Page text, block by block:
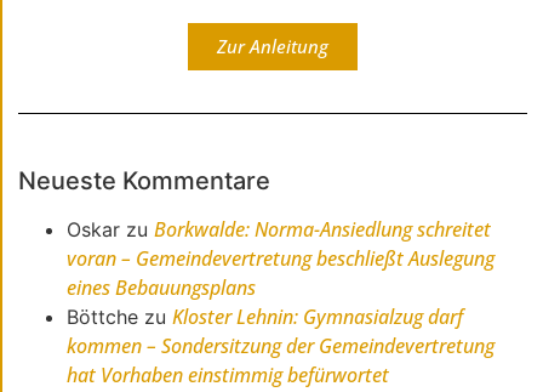
Zur Anleitung
Neueste Kommentare
Oskar zuBorkwalde: Norma-Ansiedlung schreitet
voran – Gemeindevertretung beschließt Auslegung
eines Bebauungsplans
Böttche zuKloster Lehnin: Gymnasialzug darf
kommen – Sondersitzung der Gemeindevertretung
hat Vorhaben einstimmig befürwortet